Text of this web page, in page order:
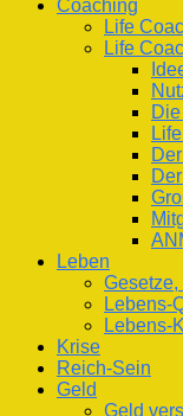
Coaching
Life
Life
Leben
Lebens-
Lebens-
Krise
Reich-Sein
Geld
Geld